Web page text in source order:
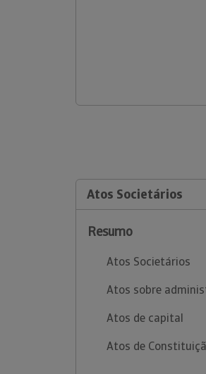
Atos Societários
Resumo
Atos Societários
Atos sobre
Atos de capital
Atos de